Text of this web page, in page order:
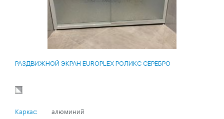
РАЗДВИЖНОЙ ЭКРАН EUROPLEX РОЛИКС СЕРЕБРО
Каркас:
алюминий